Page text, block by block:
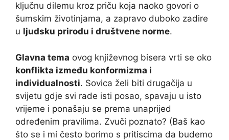
ključnu dilemu kroz priču koja naoko govori o
šumskim životinjama, a zapravo duboko zadire
u ljudsku prirodu i društvene norme.
Glavna tema ovog književnog bisera vrti se oko
konflikta između konformizma i
individualnosti. Sovica želi biti drugačija u
svijetu gdje svi rade isti posao, spavaju u isto
vrijeme i ponašaju se prema unaprijed
određenim pravilima. Zvuči poznato? (Baš kao
što se i mi često borimo s pritiscima da budemo